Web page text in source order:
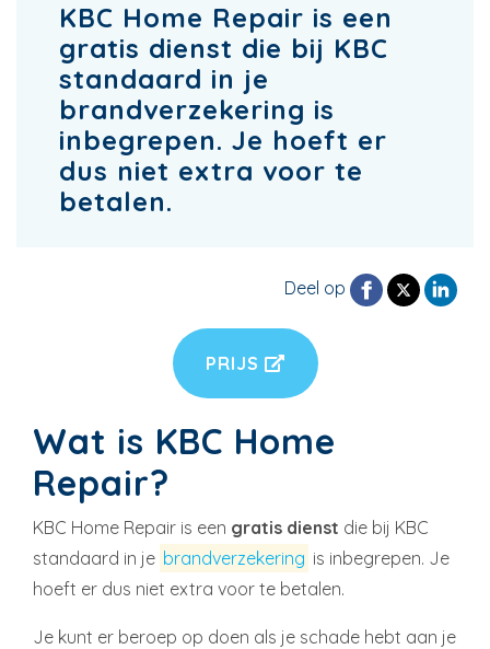
KBC Home Repair is een
gratis dienst die bij KBC
standaard in je
brandverzekering is
inbegrepen. Je hoeft er
dus niet extra voor te
betalen.
Deel op
PRIJS
Wat is KBC Home
Repair?
KBC Home Repair is een gratis dienst die bij KBC
standaard in je brandverzekering is inbegrepen. Je
hoeft er dus niet extra voor te betalen.
Je kunt er beroep op doen als je schade hebt aan je